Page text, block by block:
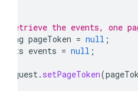
// Retrieve the events, one
String pageToken = null ;
Events events = null ;
request. setPageToken(